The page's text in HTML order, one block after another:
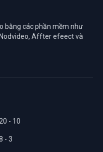
bằng các phần mềm như
Affter efeect và
20 - 10
- 3